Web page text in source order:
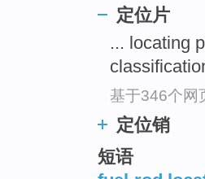
定位片
... locating
基于346个网
定位销
短语